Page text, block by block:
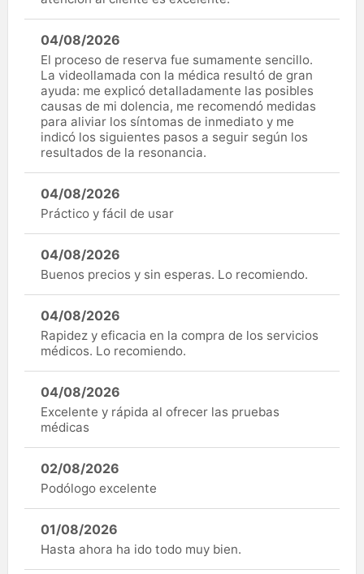
04/08/2026
El proceso de reserva fue sumamente sencillo.
La videollamada con la médica resultó de gran
ayuda: me explicó detalladamente las posibles
causas de mi dolencia, me recomendó medidas
para aliviar los síntomas de inmediato y me
indicó los siguientes pasos a seguir según los
resultados de la resonancia.
04/08/2026
Práctico y fácil de usar
04/08/2026
Buenos precios y sin esperas. Lo recomiendo.
04/08/2026
Rapidez y eficacia en la compra de los servicios
médicos. Lo recomiendo.
04/08/2026
Excelente y rápida al ofrecer las pruebas
médicas
02/08/2026
Podólogo excelente
01/08/2026
Hasta ahora ha ido todo muy bien.